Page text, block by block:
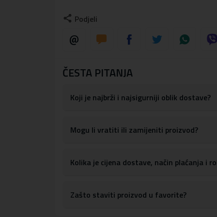
Kolekcija bedževa Karl Lagerfeld Saffiano
novi izgled. Izrađena je od visokokvalitetne
njegovom voljenom mačkom Choupette.
Izdržljiva i čvrsti materijali
pruža i čvrstu zaštitu. Ojačane TPU stranice
Podjeli
ČESTA PITANJA
Koji je najbrži i najsigurniji oblik dostave?
Mogu li vratiti ili zamijeniti proizvod?
Kolika je cijena dostave, način plaćanja i
Zašto staviti proizvod u favorite?